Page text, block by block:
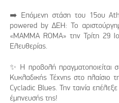
➡️ Επόμενη στάση του 15ου
powered by ΔΕΗ: Το
«MAΜMA ROMA» την Τρίτη 29
Ελευθερίας.
✨ Η προβολή πραγματοποιείται
Κυκλαδικής Τέχνης στο πλαίσιο
Cycladic Blues. Την ταινία
έμπνευσής της!